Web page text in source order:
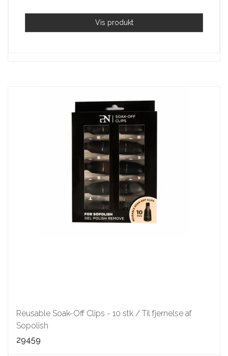
Vis produkt
Reusable Soak-Off Clips - 10 stk / Til fjernelse af
Sopolish
29459